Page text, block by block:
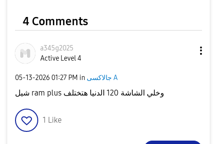
4 Comments
a345g2025
Active Level 4
‎05-13-2026 01:27 PM in جالاكسى A
شيل ram plus وخلي الشاشة 120 الدنيا هتختلف
1 Like